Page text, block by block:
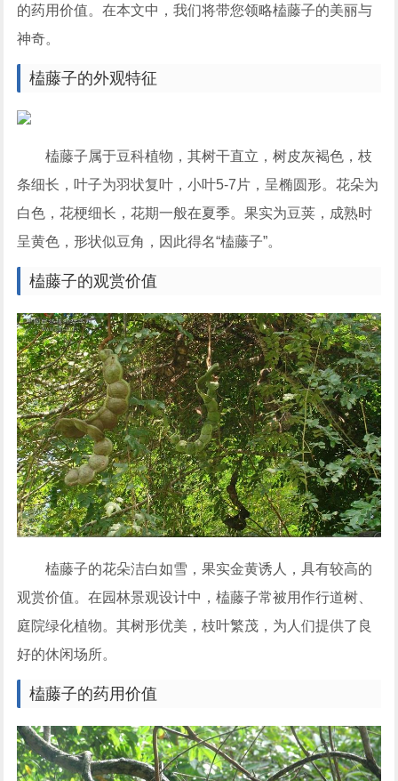
的药用价值。在本文中，我们将带您领略榼藤子的美丽与
神奇。
榼藤子的外观特征
榼藤子属于豆科植物，其树干直立，树皮灰褐色，枝
条细长，叶子为羽状复叶，小叶5-7片，呈椭圆形。花朵为
白色，花梗细长，花期一般在夏季。果实为豆荚，成熟时
呈黄色，形状似豆角，因此得名“榼藤子”。
榼藤子的观赏价值
榼藤子的花朵洁白如雪，果实金黄诱人，具有较高的
观赏价值。在园林景观设计中，榼藤子常被用作行道树、
庭院绿化植物。其树形优美，枝叶繁茂，为人们提供了良
好的休闲场所。
榼藤子的药用价值